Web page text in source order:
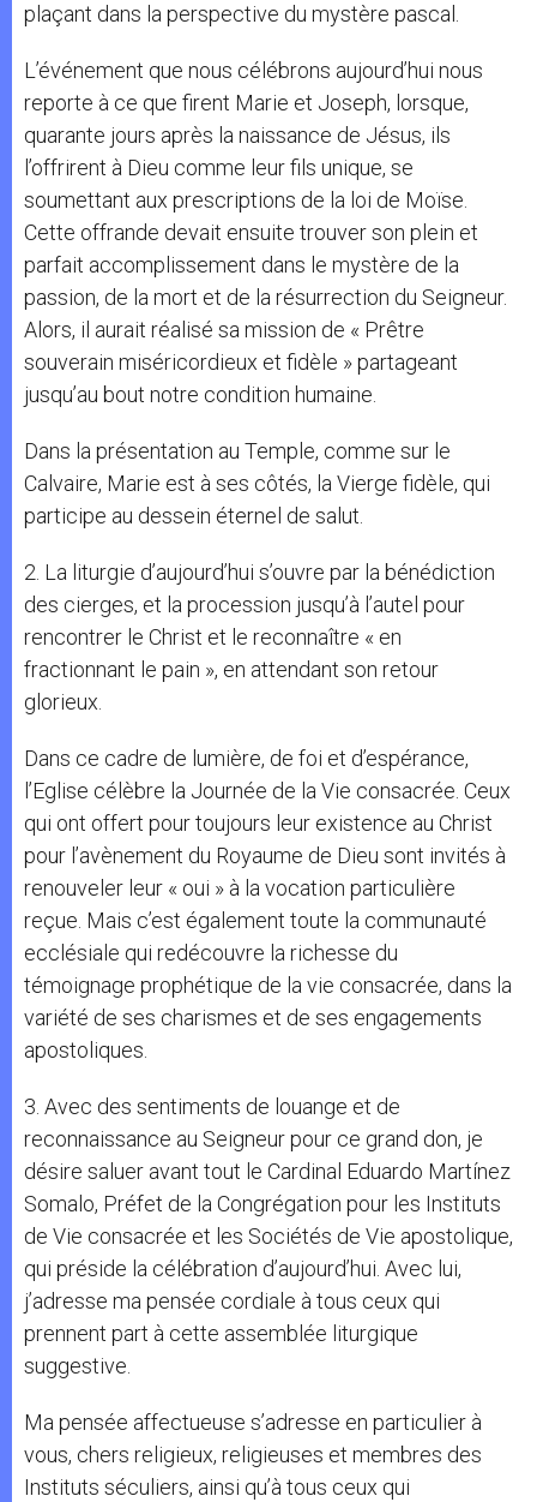
plaçant dans la perspective du mystère pascal.
L’événement que nous célébrons aujourd’hui nous
reporte à ce que firent Marie et Joseph, lorsque,
quarante jours après la naissance de Jésus, ils
l’offrirent à Dieu comme leur fils unique, se
soumettant aux prescriptions de la loi de Moïse.
Cette offrande devait ensuite trouver son plein et
parfait accomplissement dans le mystère de la
passion, de la mort et de la résurrection du Seigneur.
Alors, il aurait réalisé sa mission de « Prêtre
souverain miséricordieux et fidèle » partageant
jusqu’au bout notre condition humaine.
Dans la présentation au Temple, comme sur le
Calvaire, Marie est à ses côtés, la Vierge fidèle, qui
participe au dessein éternel de salut.
2. La liturgie d’aujourd’hui s’ouvre par la bénédiction
des cierges, et la procession jusqu’à l’autel pour
rencontrer le Christ et le reconnaître « en
fractionnant le pain », en attendant son retour
glorieux.
Dans ce cadre de lumière, de foi et d’espérance,
l’Eglise célèbre la Journée de la Vie consacrée. Ceux
qui ont offert pour toujours leur existence au Christ
pour l’avènement du Royaume de Dieu sont invités à
renouveler leur « oui » à la vocation particulière
reçue. Mais c’est également toute la communauté
ecclésiale qui redécouvre la richesse du
témoignage prophétique de la vie consacrée, dans la
variété de ses charismes et de ses engagements
apostoliques.
3. Avec des sentiments de louange et de
reconnaissance au Seigneur pour ce grand don, je
désire saluer avant tout le Cardinal Eduardo Martínez
Somalo, Préfet de la Congrégation pour les Instituts
de Vie consacrée et les Sociétés de Vie apostolique,
qui préside la célébration d’aujourd’hui. Avec lui,
j’adresse ma pensée cordiale à tous ceux qui
prennent part à cette assemblée liturgique
suggestive.
Ma pensée affectueuse s’adresse en particulier à
vous, chers religieux, religieuses et membres des
Instituts séculiers, ainsi qu’à tous ceux qui